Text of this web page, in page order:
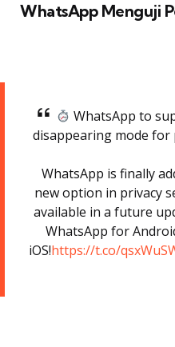
WhatsApp Menguji
WhatsApp to
disappearing mode for
WhatsApp is finally
new option in privacy
available in a future
WhatsApp for
iOS!https://t.co/